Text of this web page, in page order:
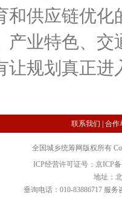
和供应链优
产业特色、
让规划真正
联系我们 合作
全国城乡统筹网版权所有
ICP经营许可证号：京ICP备
地址：
垂询电话：010-83886717 服务